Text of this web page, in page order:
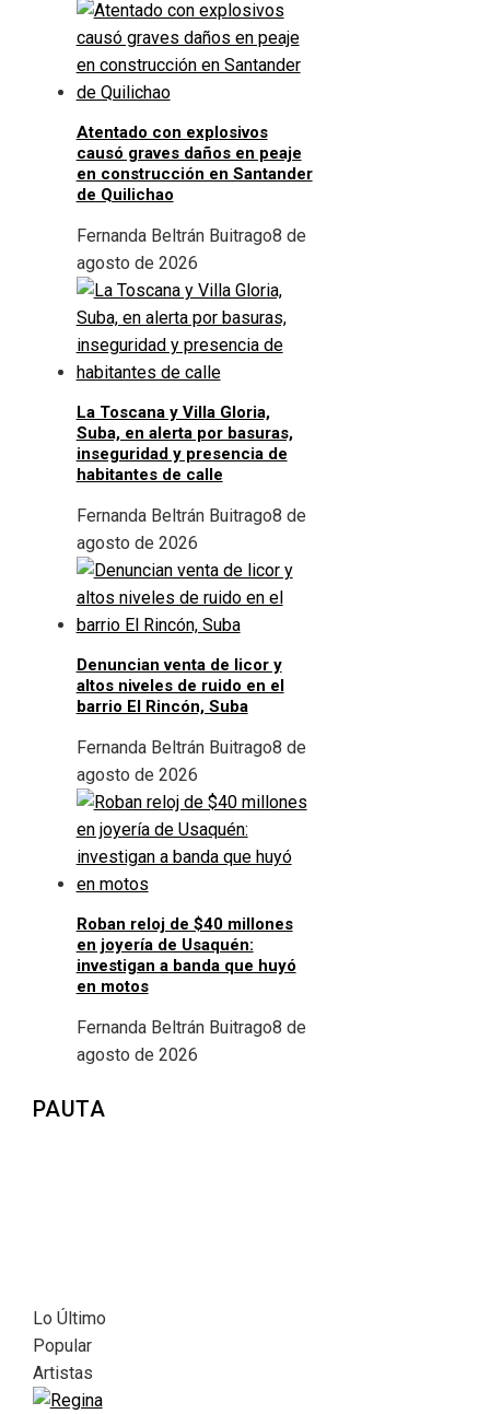
Atentado con explosivos
causó graves daños en peaje
en construcción en Santander
de Quilichao
Fernanda Beltrán Buitrago8 de
agosto de 2026
La Toscana y Villa Gloria,
Suba, en alerta por basuras,
inseguridad y presencia de
habitantes de calle
Fernanda Beltrán Buitrago8 de
agosto de 2026
Denuncian venta de licor y
altos niveles de ruido en el
barrio El Rincón, Suba
Fernanda Beltrán Buitrago8 de
agosto de 2026
Roban reloj de $40 millones
en joyería de Usaquén:
investigan a banda que huyó
en motos
Fernanda Beltrán Buitrago8 de
agosto de 2026
PAUTA
Lo Último
Popular
Artistas